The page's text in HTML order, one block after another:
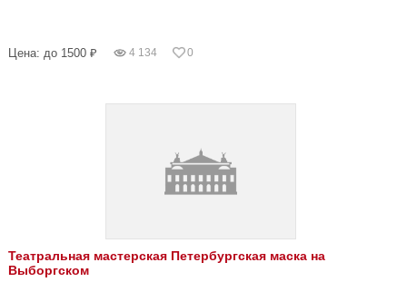
Цена: до 1500 ₽ 4 134 0
Театральная мастерская Петербургская маска на
Выборгском